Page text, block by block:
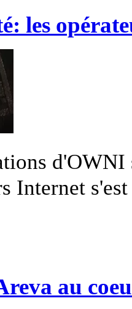
les
Internet
au